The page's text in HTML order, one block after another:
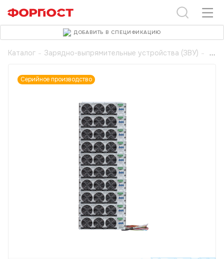
Каталог - Зарядно-выпрямительные устройства (ЗВУ) -
Серийное производство
ДОБАВИТЬ В СПЕЦИФИКАЦИЮ